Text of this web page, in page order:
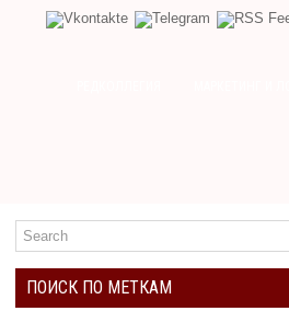
ПОИСК ПО МЕТКАМ